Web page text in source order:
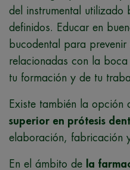
del instrumental utilizado
definidos. Educar en
bucodental para
relacionadas con la
tu formación y de tu
Existe también la opción
superior en prótesis
elaboración, fabricación
En el ámbito de la